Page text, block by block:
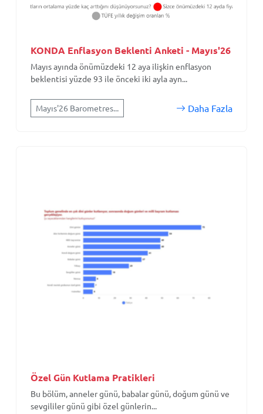
KONDA Enflasyon Beklenti Anketi - Mayıs'26
Mayıs ayında önümüzdeki 12 aya ilişkin enflasyon
beklentisi yüzde 93 ile önceki iki ayla ayn...
Mayıs'26 Barometres... Daha Fazla
Özel Gün Kutlama Pratikleri
Bu bölüm, anneler günü, babalar günü, doğum günü ve
sevgililer günü gibi özel günlerin...